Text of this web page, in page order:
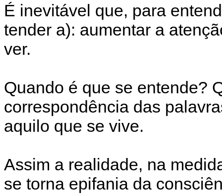
É inevitável que, para
tender a): aumentar a
ver.
Quando é que se entende?
correspondência das
aquilo que se vive.
Assim a realidade, na
se torna epifania da